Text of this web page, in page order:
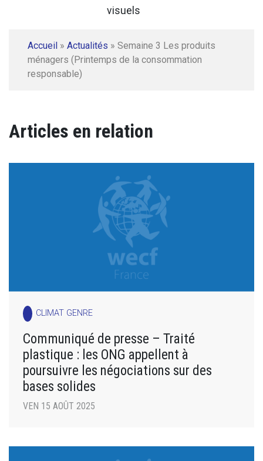
visuels
Accueil » Actualités » Semaine 3 Les produits
ménagers (Printemps de la consommation
responsable)
Articles en relation
CLIMAT GENRE
Communiqué de presse – Traité
plastique : les ONG appellent à
poursuivre les négociations sur des
bases solides
VEN 15 AOÛT 2025